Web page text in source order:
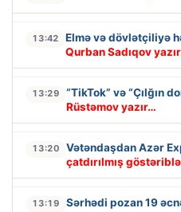
13:42 Elmə və dövlətçiliyə
Qurban Sadıqov
13:29 “TikTok” və “Çılğın
Rüstəmov yazır…
13:20 Vətəndaşdan Azər
çatdırılmış
13:19 Sərhədi pozan 19